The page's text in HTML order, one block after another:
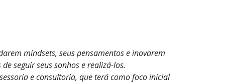
mindsets, seus pensamentos e inovarem
seguir seus sonhos e realizá-los.
e consultoria, que terá como foco inicial